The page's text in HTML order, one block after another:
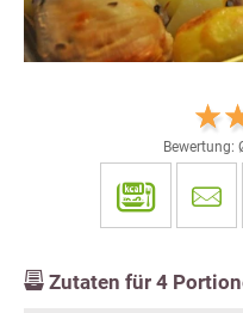
Bewertung:
Zutaten für 4